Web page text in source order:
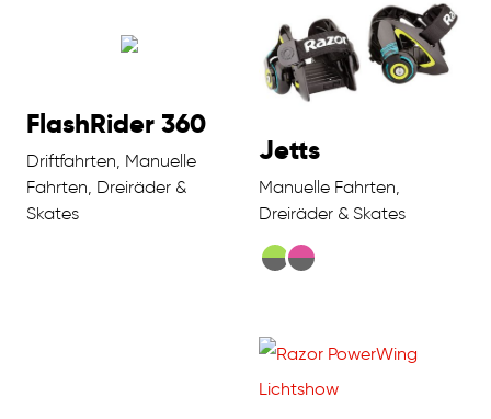
FlashRider 360
Driftfahrten, Manuelle
Fahrten, Dreiräder &
Skates
Jetts
Manuelle Fahrten,
Dreiräder & Skates